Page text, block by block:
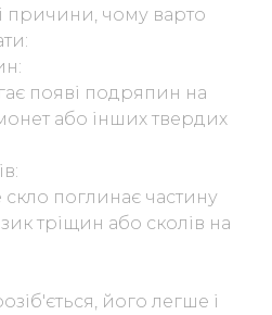
причини, чому варто
появі подряпин на
або інших твердих
скло поглинає частину
тріщин або сколів на
його легше і